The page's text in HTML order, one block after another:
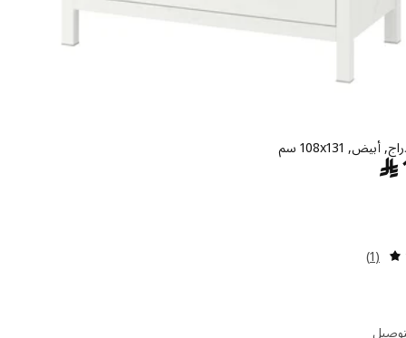
﷼ السعر ﷼ 1595
مراجعة: 5 من أصل 5 نجوم. إجمالي المراجعات:(1)